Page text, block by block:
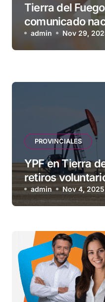
Tierra del
comunicado
la seguridad y
vacunas
admin Nov 29,
PROVINCIALES
YPF en Tierra
retiros
contratistas
admin Nov 4, 2025